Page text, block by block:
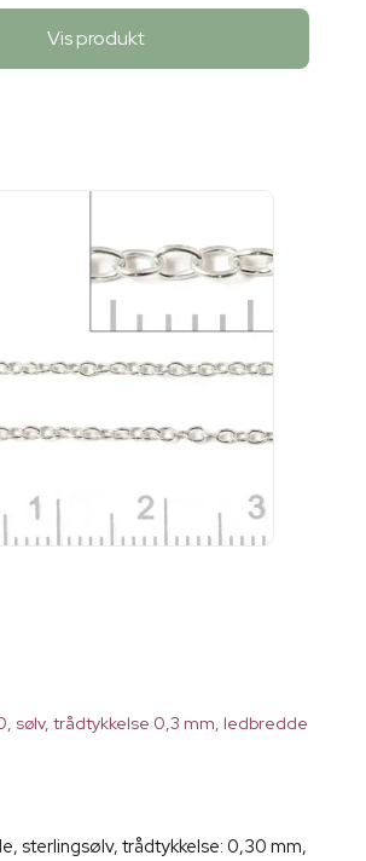
Vis produkt
sølv, trådtykkelse 0,3 mm, ledbredde
sterlingsølv, trådtykkelse: 0,30 mm,